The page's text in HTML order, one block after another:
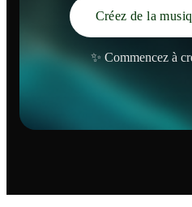
Créez de la
✨ Commencez à